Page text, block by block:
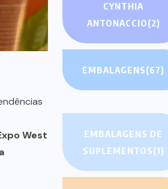
West
CYNTHIA
ANTONACCIO(2)
EMBALAGENS(67)
EMBALAGENS DE
SUPLEMENTOS(1)